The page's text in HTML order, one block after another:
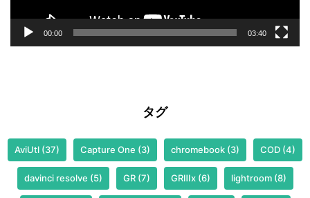
00:00 03:40
タグ
AviUtl (37) Capture One (3) chromebook (3) COD (4)
davinci resolve (5) GR(7) GRⅢx(6) lightroom(8)